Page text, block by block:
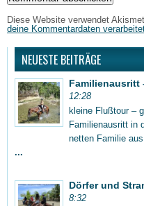
Diese Website verwendet
deine Kommentardaten
NEUESTE BEITRÄGE
Familienausritt
12:28
kleine Flußtour –
Familienausritt in
netten Familie
...
Dörfer und
8:32